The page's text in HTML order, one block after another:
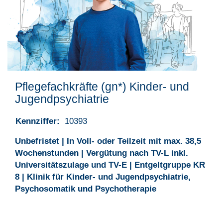
Pflegefachkräfte (gn*) Kinder- und
Jugendpsychiatrie
Kennziffer: 10393
Unbefristet | In Voll- oder Teilzeit mit max. 38,5
Wochenstunden | Vergütung nach TV-L inkl.
Universitätszulage und TV-E | Entgeltgruppe KR
8 | Klinik für Kinder- und Jugendpsychiatrie,
Psychosomatik und Psychotherapie